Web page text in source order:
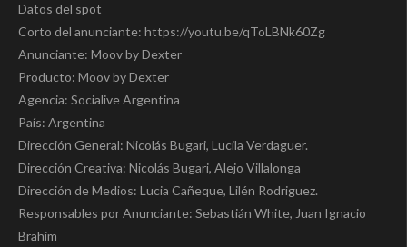
Datos del spot
Corto del anunciante: https://youtu.be/qToLBNk60Zg
Anunciante: Moov by Dexter
Producto: Moov by Dexter
Agencia: Socialive Argentina
País: Argentina
Dirección General: Nicolás Bugari, Lucila Verdaguer.
Dirección Creativa: Nicolás Bugari, Alejo Villalonga
Dirección de Medios: Lucia Cañeque, Lilén Rodriguez.
Responsables por Anunciante: Sebastián White, Juan Ignacio
Brahim